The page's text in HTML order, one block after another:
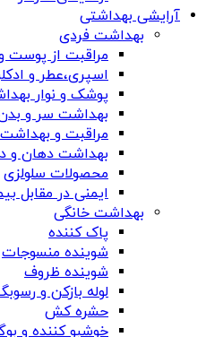
آرایشی بهداشتی
بهداشت فردی
مراقبت از پوست
اسپری،عطر و
پوشک و نوار
بهداشت سر و
مراقبت و
بهداشت دهان و
محصولات سلولزی
ایمنی در مقابل
بهداشت خانگی
پاک کننده
شوینده منسوجات
شوینده ظروف
لوله بازکن و
حشره کش
خوشبو کننده و